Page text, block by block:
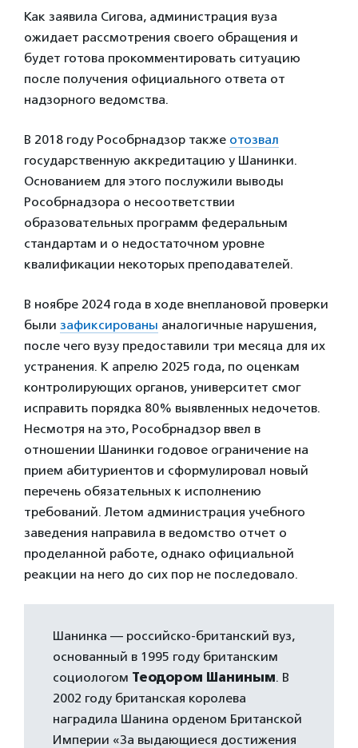
Как заявила Сигова, администрация вуза
ожидает рассмотрения своего обращения и
будет готова прокомментировать ситуацию
после получения официального ответа от
надзорного ведомства.
В 2018 году Рособрнадзор также отозвал
государственную аккредитацию у Шанинки.
Основанием для этого послужили выводы
Рособрнадзора о несоответствии
образовательных программ федеральным
стандартам и о недостаточном уровне
квалификации некоторых преподавателей.
В ноябре 2024 года в ходе внеплановой проверки
были зафиксированы аналогичные нарушения,
после чего вузу предоставили три месяца для их
устранения. К апрелю 2025 года, по оценкам
контролирующих органов, университет смог
исправить порядка 80% выявленных недочетов.
Несмотря на это, Рособрнадзор ввел в
отношении Шанинки годовое ограничение на
прием абитуриентов и сформулировал новый
перечень обязательных к исполнению
требований. Летом администрация учебного
заведения направила в ведомство отчет о
проделанной работе, однако официальной
реакции на него до сих пор не последовало.
Шанинка — российско-британский вуз,
основанный в 1995 году британским
социологом Теодором Шаниным. В
2002 году британская королева
наградила Шанина орденом Британской
Империи «За выдающиеся достижения